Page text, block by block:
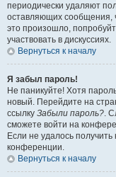
периодически удаляют
оставляющих сообщения,
это произошло,
участвовать в дискуссиях.
Вернуться к началу
Я забыл пароль!
Не паникуйте! Хотя
новый. Перейдите на
ссылку Забыли пароль?.
сможете войти на
Если не удалось
конференции.
Вернуться к началу